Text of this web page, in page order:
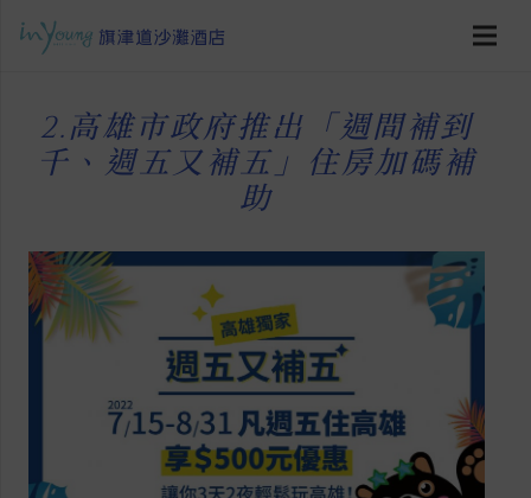
2.高雄市政府推出「週間補到
千、週五又補五」住房加碼補
助